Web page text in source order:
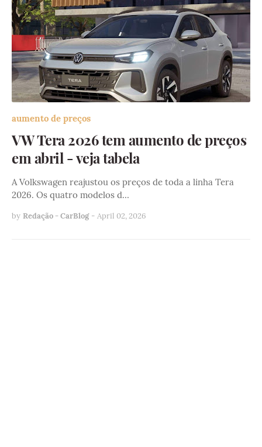
aumento de preços
VW Tera 2026 tem aumento de preços
em abril - veja tabela
A Volkswagen reajustou os preços de toda a linha Tera
2026. Os quatro modelos d…
by Redação - CarBlog - April 02, 2026